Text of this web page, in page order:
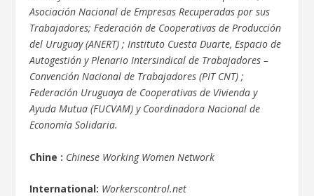
Asociación Nacional de Empresas Recuperadas por sus
Trabajadores; Federación de Cooperativas de Producción
del Uruguay (ANERT) ; Instituto Cuesta Duarte, Espacio de
Autogestión y Plenario Intersindical de Trabajadores –
Convención Nacional de Trabajadores (PIT CNT) ;
Federación Uruguaya de Cooperativas de Vivienda y
Ayuda Mutua (FUCVAM) y Coordinadora Nacional de
Economía Solidaria.
Chine : Chinese Working Women Network
International: Workerscontrol.net